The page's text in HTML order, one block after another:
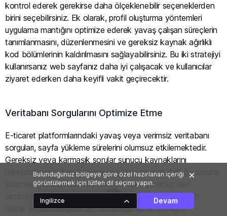
Bulunduğunuz bölgeye göre özel hazırlanan içeriği
görüntülemek için lütfen dil seçimi yapın.
Ingilizce Devam
kontrol ederek gerekirse daha ölçeklenebilir seçeneklerden
birini seçebilirsiniz. Ek olarak, profil oluşturma yöntemleri
uygulama mantığını optimize ederek yavaş çalışan süreçlerin
tanımlanmasını, düzenlenmesini ve gereksiz kaynak ağırlıklı
kod bölümlerinin kaldırılmasını sağlayabilirsiniz. Bu iki stratejiyi
kullanırsanız web sayfanız daha iyi çalışacak ve kullanıcılar
ziyaret ederken daha keyifli vakit geçirecektir.
Veritabanı Sorgularını Optimize Etme
E-ticaret platformlarındaki yavaş veya verimsiz veritabanı
sorguları, sayfa yükleme sürelerini olumsuz etkilemektedir.
Gereksiz veya karmaşık sorular sunucu kaynaklarını
tüketebilir ve kullanıcı memnuniyetini yavaşlatabilir. Bu sorunu
çözmek için aramaları hassaslaştırmak, gereksiz veri
alımından kaçınmak, indekslemeyi kullanmak ve yaygın
olarak erişilen sorgular için önbelleğe alma özelliğini